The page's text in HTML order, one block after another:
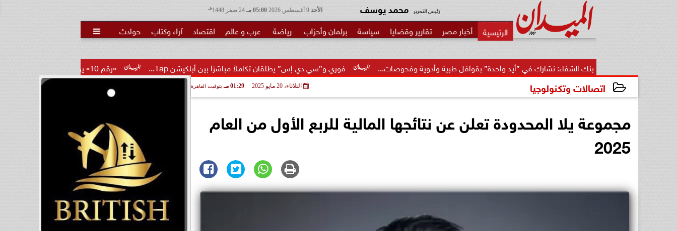
الأحد 05:00 مـ هـ رئيس التحرير محمد يوسف
أخبار مصر تقارير وقضايا سياسة برلمان وأحزاب رياضة عرب و عالم اقتصاد آراء وكتاب حوادث 
«رقم 10» يوضح حقيقة تمديد عقد إمام عاشور وتمرد مهاجم... فوري و”سي دي إس” يطلقان تكاملاً مباشرًا بين أبلكيشن Tap... بنك الشفاء: نشارك في ”أيد واحدة” بقوافل طبية وأدوية وفحوصات...
اتصالات وتكنولوجيا الثلاثاء، 20 مايو 2025 01:29 مـ بتوقيت القاهرة
مجموعة يلا المحدودة تعلن عن نتائجها المالية للربع الأول من العام
2025